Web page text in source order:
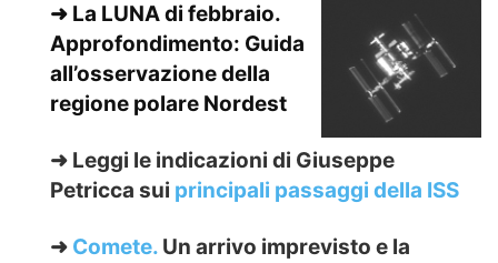
➜ La LUNA di febbraio.
Approfondimento: Guida
all’osservazione della
regione polare Nordest
➜ Leggi le indicazioni di Giuseppe
Petricca sui principali passaggi della ISS
➜ Comete. Un arrivo imprevisto e la